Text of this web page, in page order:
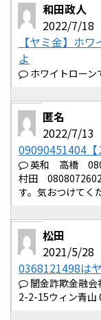
和田政人
2022/7/18
【ヤミ金】ホ
よ
ホワイトローン
匿名
2022/7/13
09090451404【
英和 高橋
村田
す。気おつけてく
松田
2021/5/28
0368121498は
闇金詐欺金融
2-2-15ウィン青山